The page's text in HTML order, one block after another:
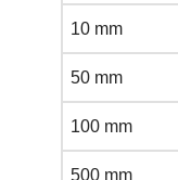
10 mm
50 mm
100 mm
500 mm